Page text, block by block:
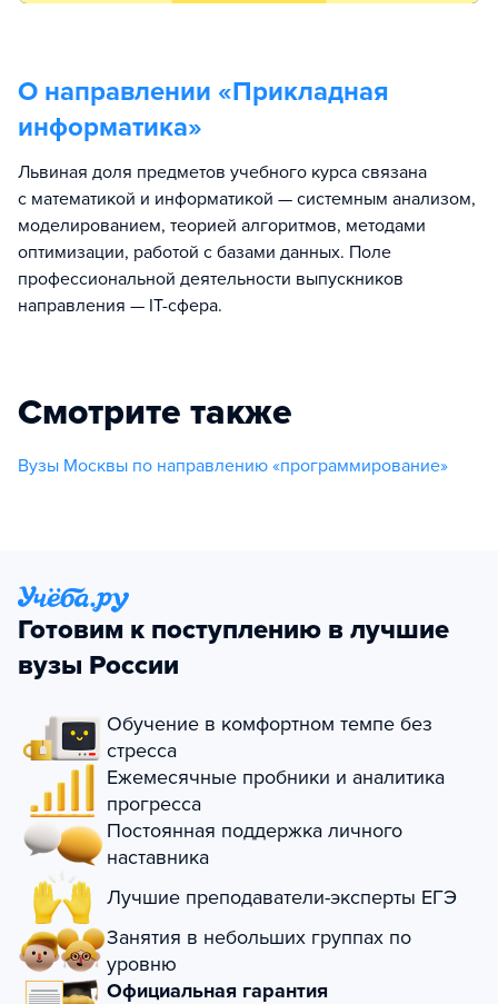
О направлении «Прикладная
информатика»
Львиная доля предметов учебного курса связана
с математикой и информатикой — системным анализом,
моделированием, теорией алгоритмов, методами
оптимизации, работой с базами данных. Поле
профессиональной деятельности выпускников
направления — IT-сфера.
Смотрите также
Вузы Москвы по направлению «программирование»
Готовим к поступлению в лучшие
вузы России
Обучение в комфортном темпе без
стресса
Ежемесячные пробники и аналитика
прогресса
Постоянная поддержка личного
наставника
Лучшие преподаватели-эксперты ЕГЭ
Занятия в небольших группах по
уровню
Официальная гарантия